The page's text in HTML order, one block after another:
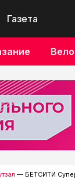
Газета
— БЕТСИТИ